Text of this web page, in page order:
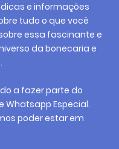
e informações
tudo o que você
essa fascinante e
da bonecaria e
a fazer parte do
Whatsapp Especial.
poder estar em